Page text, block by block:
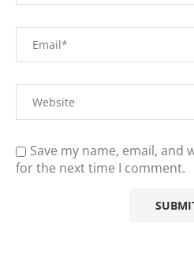
Save my name, email, and
for the next time I comment.